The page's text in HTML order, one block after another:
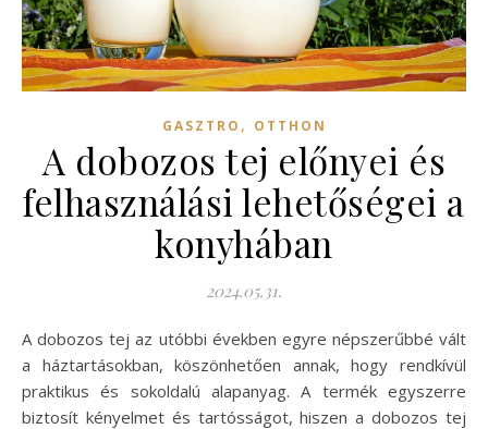
GASZTRO , OTTHON
A dobozos tej előnyei és
felhasználási lehetőségei a
konyhában
2024.05.31.
A dobozos tej az utóbbi években egyre népszerűbbé vált
a háztartásokban, köszönhetően annak, hogy rendkívül
praktikus és sokoldalú alapanyag. A termék egyszerre
biztosít kényelmet és tartósságot, hiszen a dobozos tej